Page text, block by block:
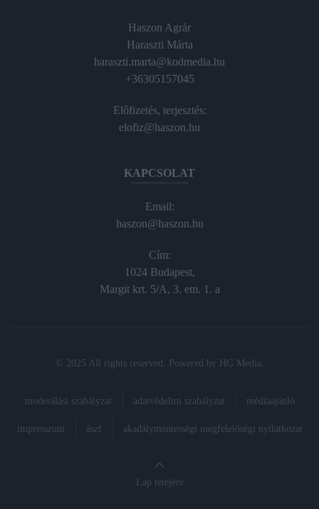
Haszon Agrár
Haraszti Márta
haraszti.marta@kodmedia.hu
+36305157045
Előfizetés, terjesztés:
elofiz@haszon.hu
KAPCSOLAT
Email:
haszon@haszon.hu
Cím:
1024 Budapest,
Margit krt. 5/A, 3. em. 1. a
© 2025 All rights reserved. Powered by HG Media
moderálási szabályzat adatvédelmi szabályzat médiaajánló
impresszum ászf akadálymentességi megfelelőségi nyilatkozat
Lap tetejére